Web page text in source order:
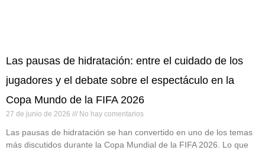
Las pausas de hidratación: entre el cuidado de los
jugadores y el debate sobre el espectáculo en la
Copa Mundo de la FIFA 2026
27 de junio de 2026 No hay comentarios
Las pausas de hidratación se han convertido en uno de los temas
más discutidos durante la Copa Mundial de la FIFA 2026. Lo que